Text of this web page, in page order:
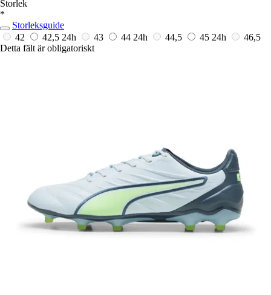
Storlek
*
Storleksguide
42
42,5 24h 43 44 24h 44,5 45 24h
46,5
Detta fält är obligatoriskt